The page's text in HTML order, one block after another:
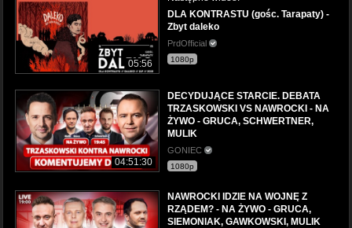
05:56
DLA KONTRASTU (gośc. Tarapaty) -
Zbyt daleko
PrdOfficial
1080p
04:51:30
DECYDUJĄCE STARCIE. DEBATA
TRZASKOWSKI VS NAWROCKI - NA
ŻYWO - GRUCA, SCHWERTNER,
MULIK
GONIEC
1080p
NAWROCKI IDZIE NA WOJNĘ Z
RZĄDEM? - NA ŻYWO - GRUCA,
SIEMONIAK, GAWKOWSKI, MULIK